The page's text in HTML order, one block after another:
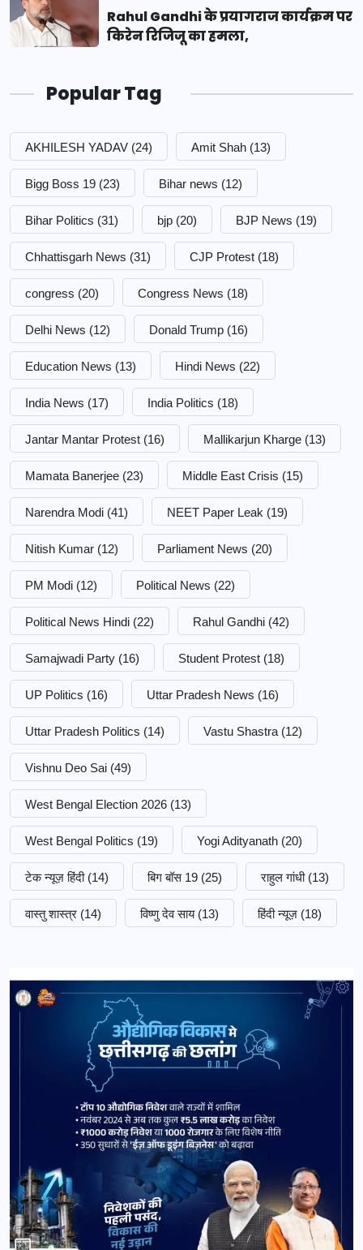
Rahul Gandhi के प्रयागराज कार्यक्रम पर
किरेन रिजिजू का हमला,
Popular Tag
AKHILESH YADAV (24) Amit Shah (13)
Bigg Boss 19 (23) Bihar news (12)
Bihar Politics (31) bjp (20) BJP News (19)
Chhattisgarh News (31) CJP Protest (18)
congress (20) Congress News (18)
Delhi News (12) Donald Trump (16)
Education News (13) Hindi News (22)
India News (17) India Politics (18)
Jantar Mantar Protest (16) Mallikarjun Kharge (13)
Mamata Banerjee (23) Middle East Crisis (15)
Narendra Modi (41) NEET Paper Leak (19)
Nitish Kumar (12) Parliament News (20)
PM Modi (12) Political News (22)
Political News Hindi (22) Rahul Gandhi (42)
Samajwadi Party (16) Student Protest (18)
UP Politics (16) Uttar Pradesh News (16)
Uttar Pradesh Politics (14) Vastu Shastra (12)
Vishnu Deo Sai (49)
West Bengal Election 2026 (13)
West Bengal Politics (19) Yogi Adityanath (20)
टेक न्यूज़ हिंदी (14) बिग बॉस 19 (25) राहुल गांधी (13)
वास्तु शास्त्र (14) विष्णु देव साय (13) हिंदी न्यूज़ (18)